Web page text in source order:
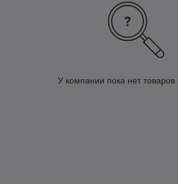
У компании пока нет товаров